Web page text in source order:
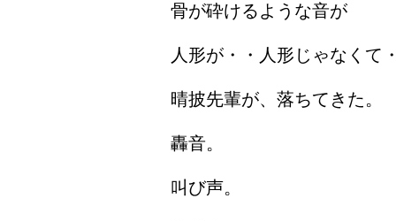
骨が砕けるような音が
人形が・・人形じゃなくて
晴披先輩が、落ちてきた。
轟音。
叫び声。